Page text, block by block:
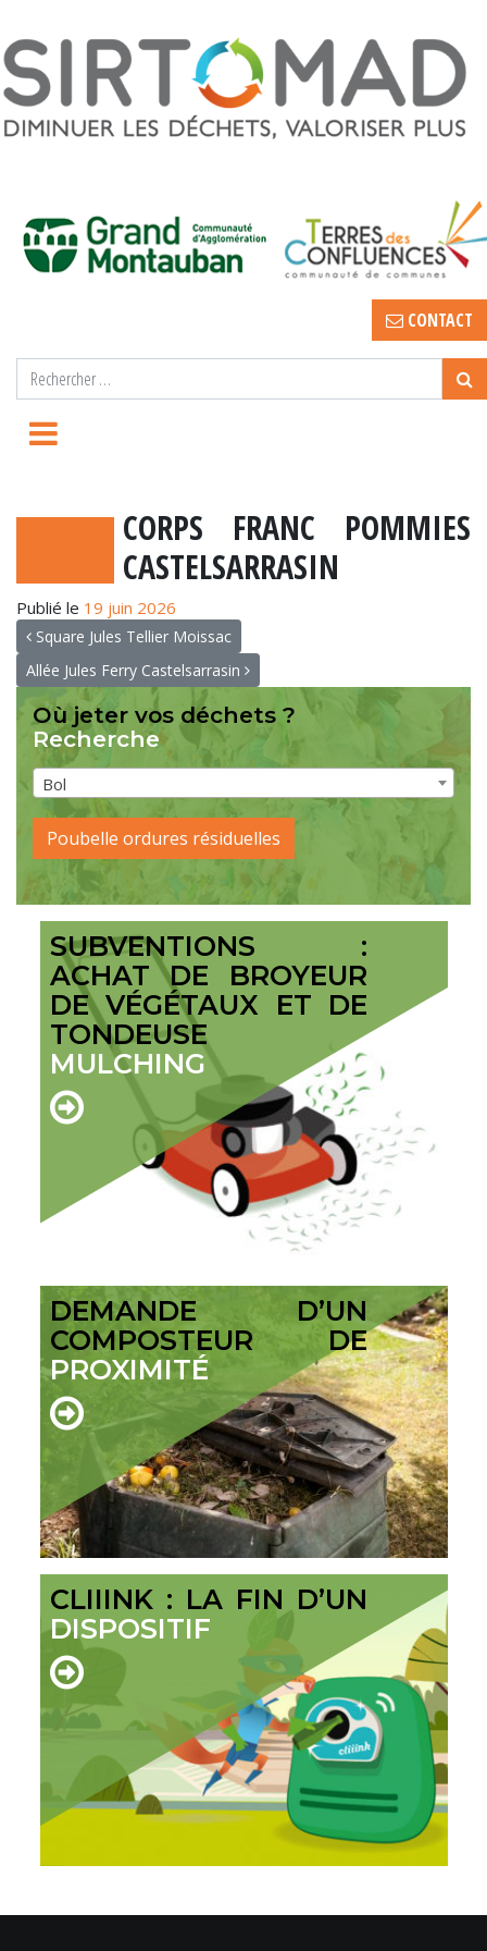
CONTACT
CORPS FRANC POMMIES
CASTELSARRASIN
Publié le 19 juin 2026
NAVIGATION
Square Jules Tellier Moissac
Allée Jules Ferry Castelsarrasin
Où jeter vos déchets ?
Recherche
Bol
Poubelle ordures résiduelles
SUBVENTIONS :
ACHAT DE BROYEUR
DE VÉGÉTAUX ET DE
TONDEUSE
MULCHING
DEMANDE D’UN
COMPOSTEUR DE
PROXIMITÉ
CLIIINK : LA FIN D’UN
DISPOSITIF